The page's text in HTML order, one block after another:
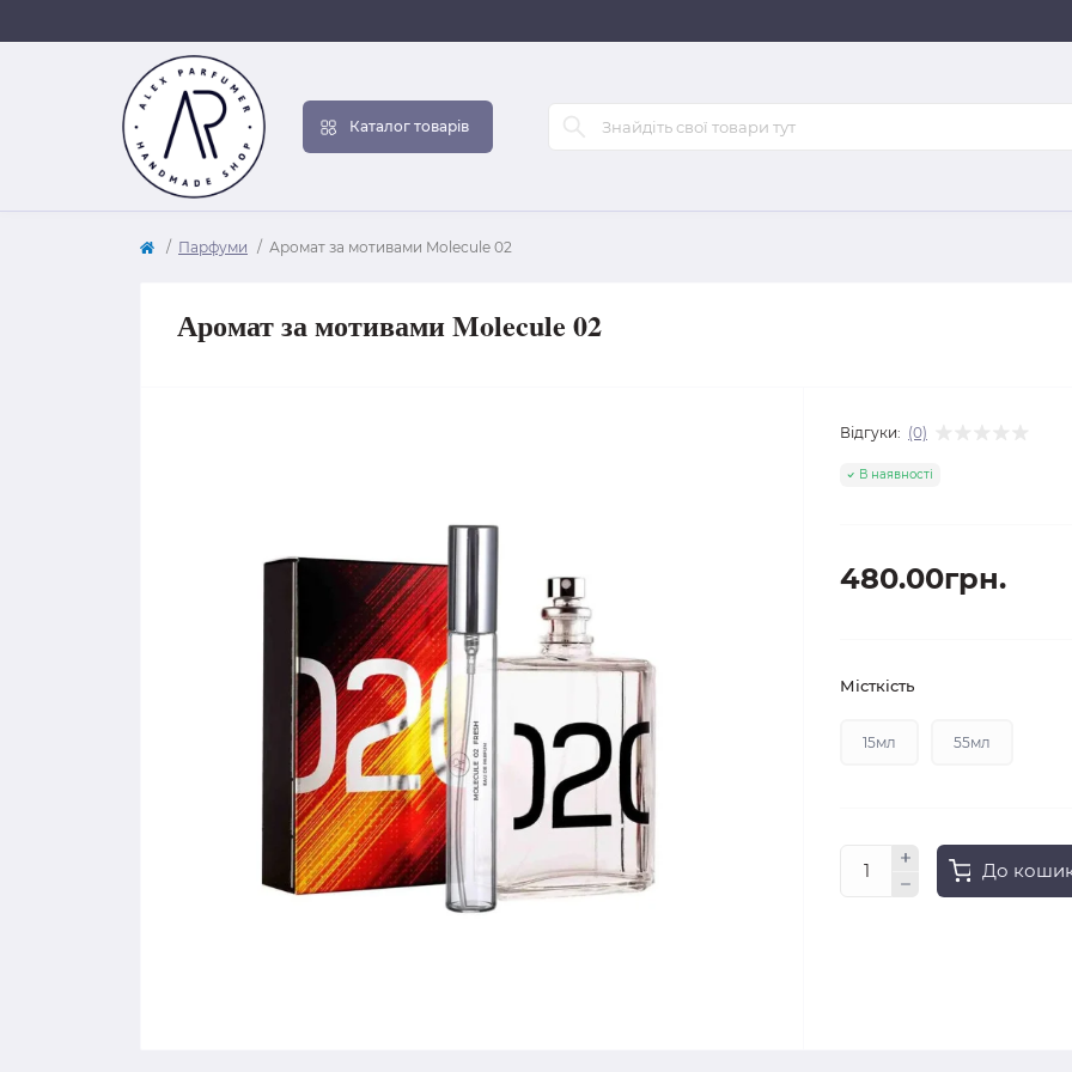
Каталог товарів
Парфуми Аромат за мотивами Molecule 02
Аромат за мотивами Molecule 02
Відгуки: (0)
В наявності
480.00грн.
Місткість
15мл 55мл
До